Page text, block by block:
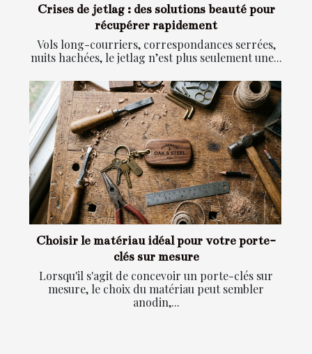
Crises de jetlag : des solutions beauté pour
récupérer rapidement
Vols long-courriers, correspondances serrées,
nuits hachées, le jetlag n’est plus seulement une...
Choisir le matériau idéal pour votre porte-
clés sur mesure
Lorsqu'il s'agit de concevoir un porte-clés sur
mesure, le choix du matériau peut sembler
anodin,...